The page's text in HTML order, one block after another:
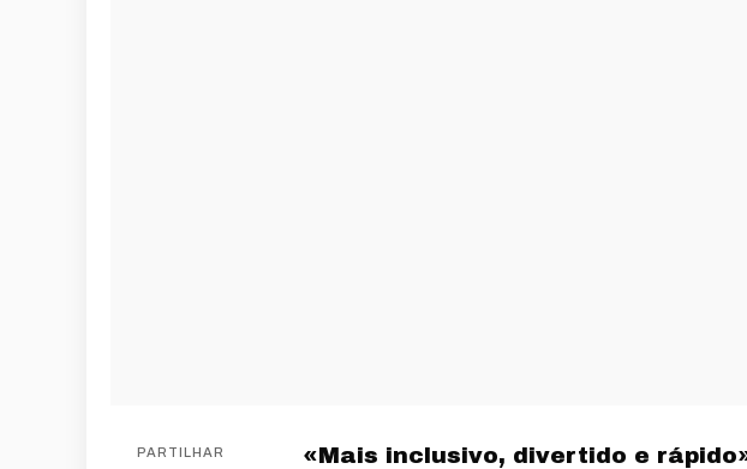
PARTILHAR
«Mais inclusivo, divertido e